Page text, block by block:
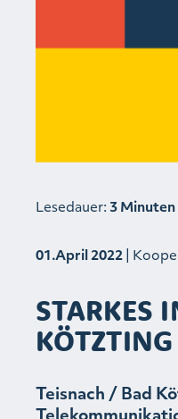
Lesedauer: 3 Minuten
01.April 2022|
STARKES
Teisnach / Bad